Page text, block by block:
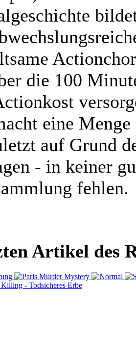
die 100
eine
auf Grund
- in keiner
fehlen.
Artikel des